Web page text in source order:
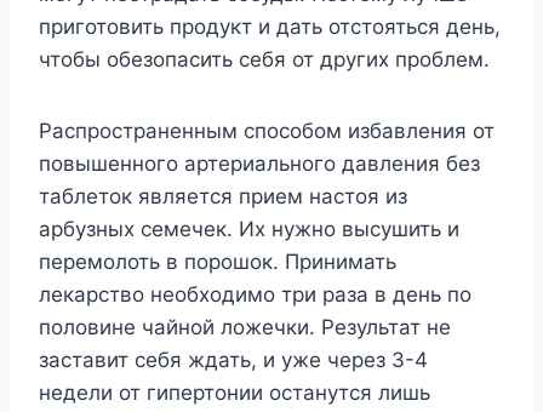
приготовить продукт и дать отстояться день,
чтобы обезопасить себя от других проблем.
Распространенным способом избавления от
повышенного артериального давления без
таблеток является прием настоя из
арбузных семечек. Их нужно высушить и
перемолоть в порошок. Принимать
лекарство необходимо три раза в день по
половине чайной ложечки. Результат не
заставит себя ждать, и уже через 3-4
недели от гипертонии останутся лишь